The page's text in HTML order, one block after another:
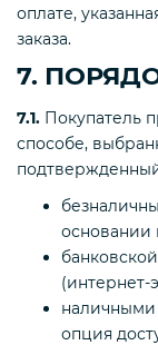
оплате,
заказа.
7.
7.1. Покупатель
способе,
основании
(интернет-
наличными
опция